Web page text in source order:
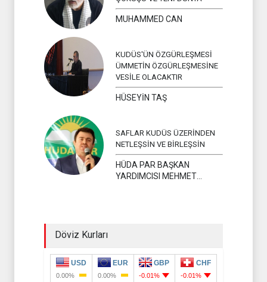
MUHAMMED CAN
KUDÜS'ÜN ÖZGÜRLEŞMESİ
ÜMMETİN ÖZGÜRLEŞMESİNE
VESİLE OLACAKTIR
HÜSEYİN TAŞ
SAFLAR KUDÜS ÜZERİNDEN
NETLEŞSİN VE BİRLEŞSİN
HÜDA PAR BAŞKAN
YARDIMCISI MEHMET
Döviz Kurları